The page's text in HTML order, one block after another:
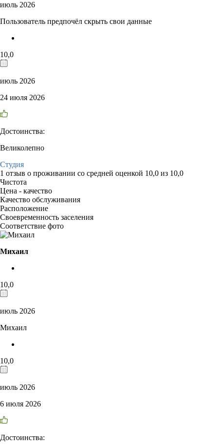
июль 2026
Пользователь предпочёл скрыть свои данные
10,0
июль 2026
24 июля 2026
Достоинства:
Великолепно
Студия
1 отзыв о проживании со средней оценкой 10,0 из 10,0
Чистота
Цена - качество
Качество обслуживания
Расположение
Своевременность заселения
Соответствие фото
Михаил
10,0
июль 2026
Михаил
10,0
июль 2026
6 июля 2026
Достоинства: